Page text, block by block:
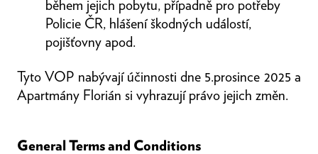
během jejich pobytu, případně pro potřeby
Policie ČR, hlášení škodných událostí,
pojišťovny apod.
Tyto VOP nabývají účinnosti dne 5.prosince 2025 a
Apartmány Florián si vyhrazují právo jejich změn.
General Terms and Conditions